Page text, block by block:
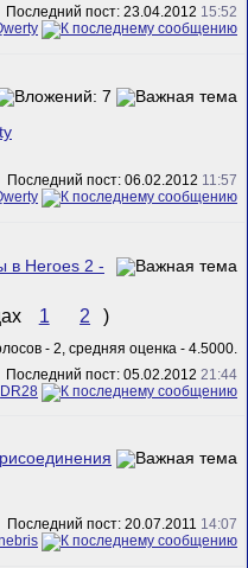
Последний пост: 23.04.2012 15:52
Последний пост: 06.02.2012 11:57
Heroes 2 -
1 2 )
Последний пост: 05.02.2012 21:44
DR28
Последний пост: 20.07.2011 14:07